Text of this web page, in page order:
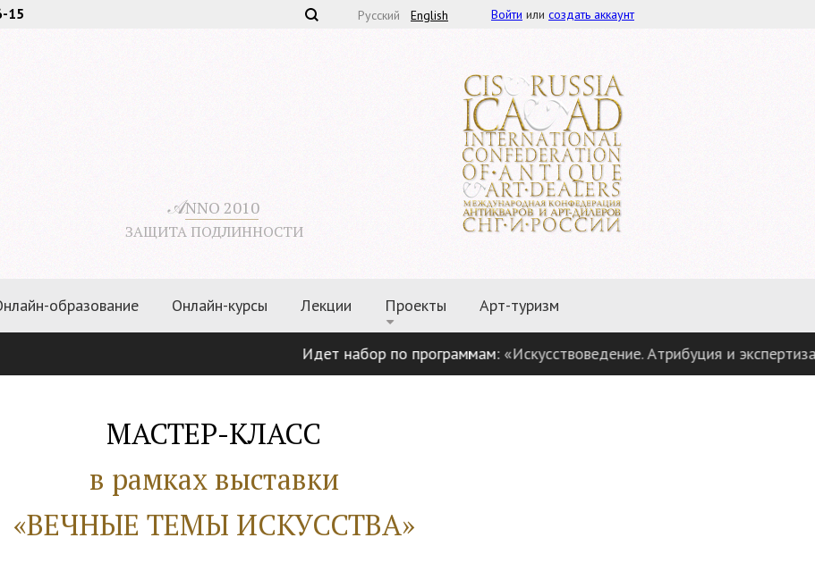
𝒜NNO 2010
ЗАЩИТА ПОДЛИННОСТИ
образование Онлайн-курсы Лекции Проекты Арт-туризм
Войти или создать аккаунт
Русский English
15
Идет набор по программам:«Искусствоведение. Атрибуция и экспертиза
МАСТЕР-КЛАСС
в рамках выставки
«ВЕЧНЫЕ ТЕМЫ ИСКУССТВА»